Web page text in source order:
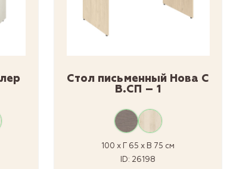
Стол письменный Нова С
В.СП – 1
100 x Г 65 x В 75 см
ID: 26198